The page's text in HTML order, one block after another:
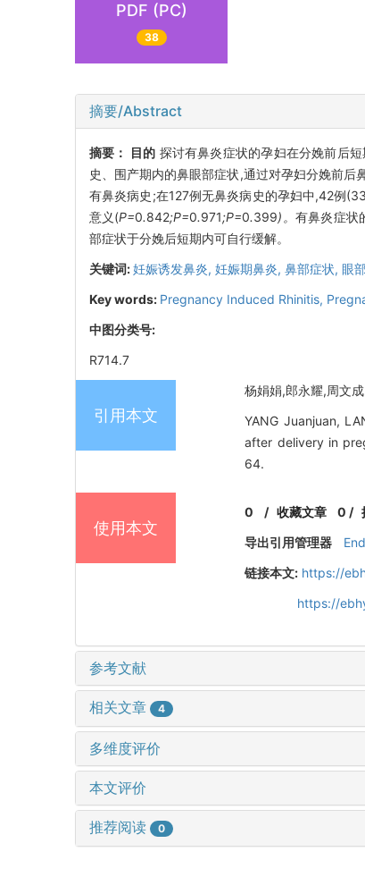
PDF (PC)
38
摘要/Abstract
摘要： 目的 探讨有鼻炎症状的孕妇在分娩前后
史、围产期内的鼻眼部症状,通过对孕妇分娩前后
有鼻炎病史;在127例无鼻炎病史的孕妇中,42例
意义(P=0.842;P=0.971;P=0.399)。 有鼻炎症状
部症状于分娩后短期内可自行缓解。
关键词:妊娠诱发鼻炎, 妊娠期鼻炎, 鼻部症状, 眼
Key words: Pregnancy Induced Rhinitis,
中图分类号:
R714.7
引用本文
杨娟娟,郎永耀,周文
YANG Juanjuan,
after delivery in
64.
使用本文
0 /收藏文章 0 /
导出引用管理器
链接本文: https://
https://
参考文献
相关文章 4
多维度评价
本文评价
推荐阅读 0